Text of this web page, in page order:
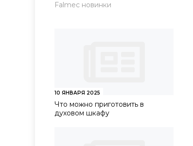
Falmec новинки
10 ЯНВАРЯ 2025
Что можно приготовить в
духовом шкафу